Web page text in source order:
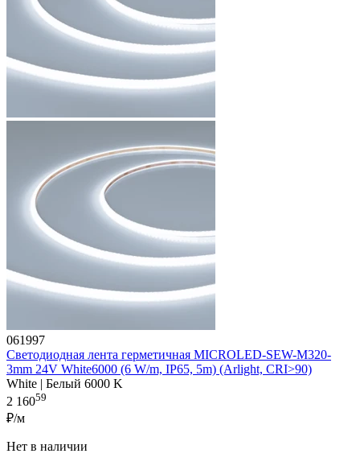
061997
Светодиодная лента герметичная MICROLED-SEW-M320-
3mm 24V White6000 (6 W/m, IP65, 5m) (Arlight, CRI>90)
White | Белый 6000 K
2 16059
₽/м
Нет в наличии